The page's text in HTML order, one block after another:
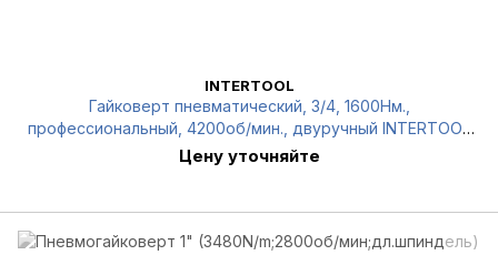
INTERTOOL
Гайковерт пневматический, 3/4, 1600Нм.,
профессиональный, 4200об/мин., двуручный INTERTOOL
PT-1106
Цену уточняйте